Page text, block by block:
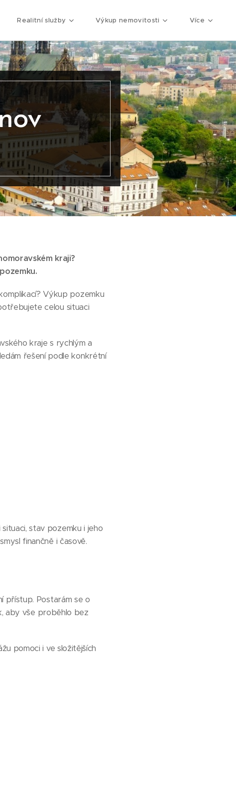
Realitní služby Výkup nemovitosti Více
kraji?
Výkup pozemku
celou situaci
kraje s rychlým a
řešení podle konkrétní
stav pozemku i jeho
finančně i časově.
přístup. Postarám se o
aby vše proběhlo bez
pomoci i ve složitějších